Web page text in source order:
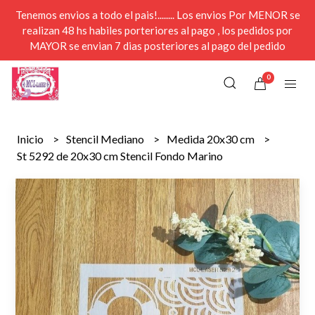
Tenemos envios a todo el pais!........ Los envios Por MENOR se
realizan 48 hs habiles porteriores al pago , los pedidos por
MAYOR se envian 7 dias posteriores al pago del pedido
0
Inicio Stencil Mediano
Medida 20x30 cm
St 5292 de 20x30 cm Stencil Fondo Marino